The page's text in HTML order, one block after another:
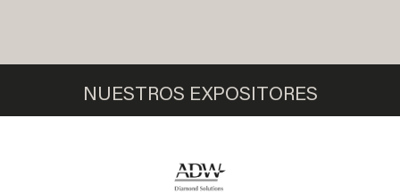
NUESTROS EXPOSITORES